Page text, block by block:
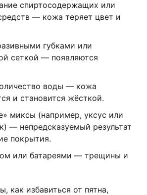
спиртосодержащих или
— кожа теряет цвет и
губками или
сеткой — появляются
воды — кожа
и становится жёсткой.
миксы (например, уксус или
— непредсказуемый результат
покрытия.
или батареями — трещины и
как избавиться от пятна,